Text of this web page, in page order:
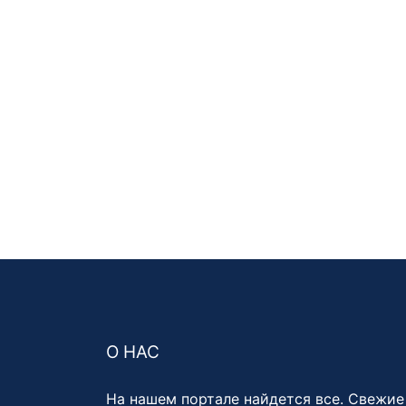
О НАС
На нашем портале найдется все. Свежие